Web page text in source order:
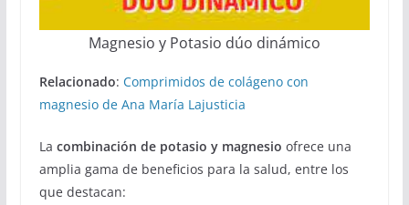
Magnesio y Potasio dúo dinámico
Relacionado: Comprimidos de colágeno con
magnesio de Ana María Lajusticia
La combinación de potasio y magnesio ofrece una
amplia gama de beneficios para la salud, entre los
que destacan: